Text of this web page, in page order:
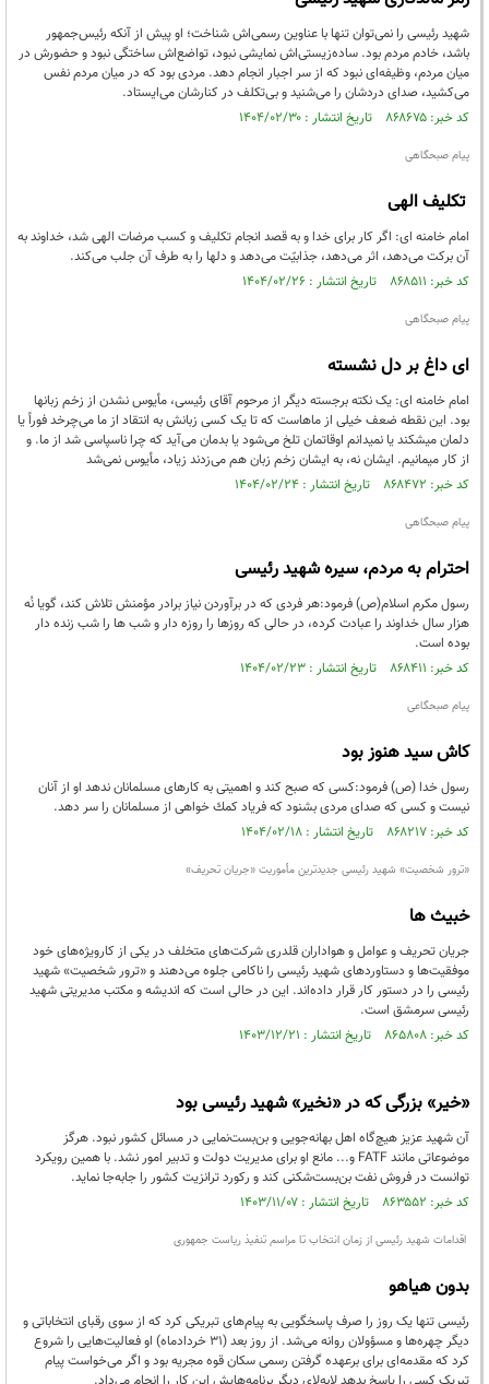
شهید رئیسی را نمی‌توان تنها با عناوین رسمی‌اش شناخت؛ او پیش از آنکه رئیس‌جمهور
باشد، خادم مردم بود. ساده‌زیستی‌اش نمایشی نبود، تواضع‌اش ساختگی نبود و حضورش در
میان مردم، وظیفه‌ای نبود که از سر اجبار انجام دهد. مردی بود که در میان مردم نفس
می‌کشید، صدای دردشان را می‌شنید و بی‌تکلف در کنارشان می‌ایستاد.
کد خبر: ۸۶۸۶۷۵ تاریخ انتشار : ۱۴۰۴/۰۲/۳۰
پیام صبحگاهی
تکلیف الهی
امام خامنه ای: اگر کار برای خدا و به قصد انجام تکلیف و کسب مرضات الهی شد، خداوند به
آن برکت می‌دهد، اثر می‌دهد، جذابیّت می‌دهد و دلها را به طرف آن جلب می‌کند.
کد خبر: ۸۶۸۵۱۱ تاریخ انتشار : ۱۴۰۴/۰۲/۲۶
پیام صبحگاهی
ای داغ بر دل نشسته
امام خامنه ای: یک نکته‌ برجسته‌ دیگر از مرحوم آقای رئیسی، مأیوس نشدن از زخم زبانها
بود. این نقطه ضعف خیلی از ماهاست که تا یک کسی زبانش به انتقاد از ما می‌چرخد فوراً یا
دلمان میشکند یا نمیدانم اوقاتمان تلخ می‌شود یا بدمان می‌آید که چرا ناسپاسی شد از ما. و
از کار میمانیم. ایشان نه، به ایشان زخم زبان هم می‌زدند زیاد، مأیوس نمی‌شد
کد خبر: ۸۶۸۴۷۲ تاریخ انتشار : ۱۴۰۴/۰۲/۲۴
پیام صبحگاهی
احترام به مردم، سیره شهید رئیسی
رسول مکرم اسلام(ص) فرمود:هر فردی که در برآوردن نیاز برادر مؤمنش تلاش کند، گویا نُه
هزار سال خداوند را عبادت کرده، در حالی که روزها را روزه دار و شب ها را شب زنده دار
بوده است.
کد خبر: ۸۶۸۴۱۱ تاریخ انتشار : ۱۴۰۴/۰۲/۲۳
پیام صبحگاعی
کاش سید هنوز بود
رسول خدا (ص) فرمود:كسی كه صبح كند و اهمیتی به كارهای مسلمانان ندهد او از آنان
نیست و كسی كه صدای مردی بشنود كه فریاد كمك خواهی از مسلمانان را سر دهد.
کد خبر: ۸۶۸۲۱۷ تاریخ انتشار : ۱۴۰۴/۰۲/۱۸
«ترور شخصیت» شهید رئیسی جدیدترین مأموریت «جریان تحریف»
خبیث ها
جریان تحریف و عوامل و هواداران قلدری شرکت‌های متخلف در یکی از کارویژه‌های خود
موفقیت‌ها و دستاوردهای شهید رئیسی را ناکامی جلوه می‌دهند و «ترور شخصیت» شهید
رئیسی را در دستور کار قرار داده‌اند. این در حالی است که اندیشه و مکتب مدیریتی شهید
رئیسی سرمشق است.
کد خبر: ۸۶۵۸۰۸ تاریخ انتشار : ۱۴۰۳/۱۲/۲۱
«خیر» بزرگی که در «نخیر» شهید رئیسی بود
آن شهید عزیز هیچ‌گاه اهل بهانه‌جویی و بن‌بست‌نمایی در مسائل کشور نبود. هرگز
موضوعاتی مانند FATF و... مانع او برای مدیریت دولت و تدبیر امور نشد. با همین رویکرد
توانست در فروش نفت بن‌بست‌شکنی کند و رکورد ترانزیت کشور را جابه‌جا نماید.
کد خبر: ۸۶۳۵۵۲ تاریخ انتشار : ۱۴۰۳/۱۱/۰۷
اقدامات شهید رئیسی از زمان انتخاب تا مراسم تنفیذ ریاست‌ جمهوری
بدون هیاهو
رئیسی تنها یک روز را صرف پاسخگویی به پیام‌های تبریکی کرد که از سوی رقبای انتخاباتی و
دیگر چهره‌ها و مسؤولان روانه می‌شد. از روز بعد (31 خردادماه) او فعالیت‌هایی را شروع
کرد که مقدمه‌ای برای برعهده گرفتن رسمی سکان قوه مجریه بود و اگر می‌خواست پیام